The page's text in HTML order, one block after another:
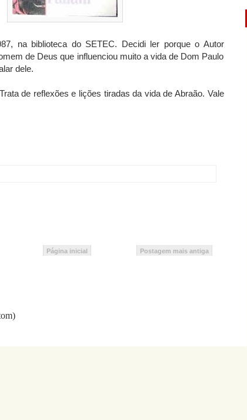
na biblioteca do SETEC. Decidi ler porque o Autor
de Deus que influenciou muito a vida de Dom Paulo
dele.
de reflexões e lições tiradas da vida de Abraão. Vale
Postagem mais antiga
Página inicial